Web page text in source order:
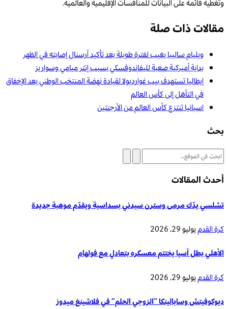
وتغطية قائمة على البيانات للمنافسات الإقليمية والعالمية.
مقالات ذات صلة
ويليام ساليبا يغيب لفترة طويلة بعد تأكيد أرسنال إصابته في الظهر
بداية أميركية صعبة لليفاندوفسكي بسبب إنتر ميامي وسواريز
إيطاليا تستهدف بيب غوارديولا لقيادة نهضة المنتخب الوطني بعد الإخفاق
في التأهل إلى كأس العالم
اسبانيا تنتزع كأس العالم من الأرجنتين
بحث
أحدث المقالات
تشلسي يدّك مرمى وسترن سيدني بسداسية ويقدّم موهبة جديدة
كرة القدميوليو 29, 2026
الأهلي بطل آسيا يختتم معسكره بتعادلٍ مع فولهام
كرة القدميوليو 29, 2026
ديوكوفيتش وسابالينكا “الزوجي الحلم” في فلاشينغ ميدوز